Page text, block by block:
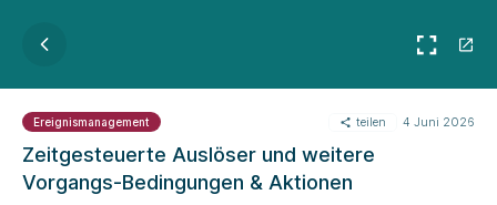
Ereignismanagement teilen 4 Juni 2026
Zeitgesteuerte Auslöser und weitere
Vorgangs-Bedingungen & Aktionen